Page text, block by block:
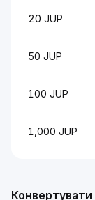
20 JUP
50 JUP
100 JUP
1,000 JUP
Конвертувати